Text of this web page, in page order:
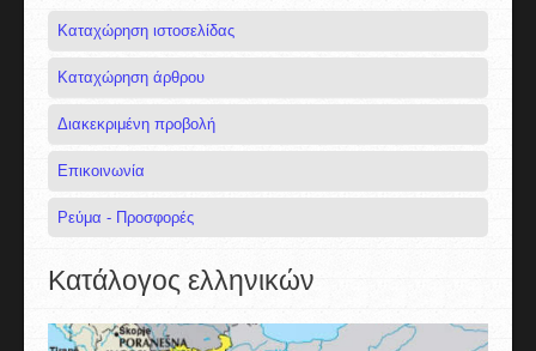
Καταχώρηση ιστοσελίδας
Καταχώρηση άρθρου
Διακεκριμένη προβολή
Επικοινωνία
Ρεύμα - Προσφορές
Κατάλογος ελληνικών